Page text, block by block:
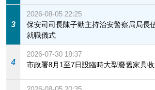
3
2026-08-05 22:25
保安司司長陳子勁主持治安警察局局長
就職儀式
4
2026-07-30 18:37
市政署8月1至7日設臨時大型廢舊家具